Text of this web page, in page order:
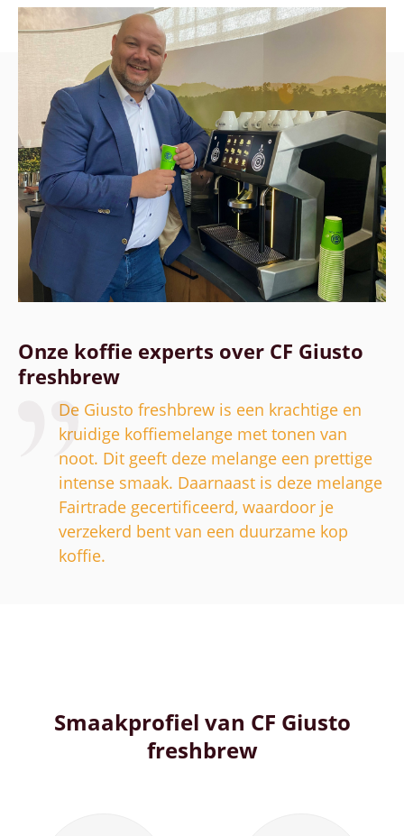
Onze koffie experts over CF Giusto
freshbrew
De Giusto freshbrew is een krachtige en
kruidige koffiemelange met tonen van
noot. Dit geeft deze melange een prettige
intense smaak. Daarnaast is deze melange
Fairtrade gecertificeerd, waardoor je
verzekerd bent van een duurzame kop
koffie.
Smaakprofiel van CF Giusto
freshbrew